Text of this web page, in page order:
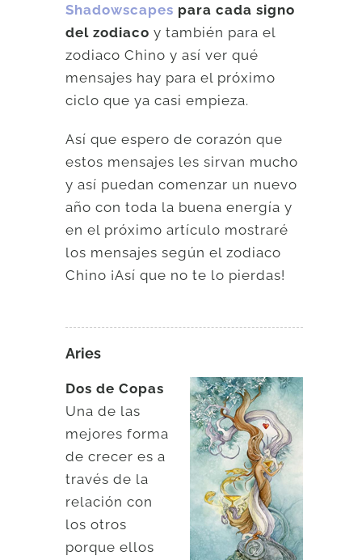
Shadowscapes para cada signo
del zodiaco y también para el
zodiaco Chino y así ver qué
mensajes hay para el próximo
ciclo que ya casi empieza.
Así que espero de corazón que
estos mensajes les sirvan mucho
y así puedan comenzar un nuevo
año con toda la buena energía y
en el próximo artículo mostraré
los mensajes según el zodiaco
Chino ¡Así que no te lo pierdas!
Aries
Dos de Copas
Una de las
mejores forma
de crecer es a
través de la
relación con
los otros
porque ellos